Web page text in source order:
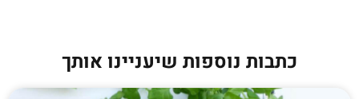
כתבות נוספות שיעניינו אותך